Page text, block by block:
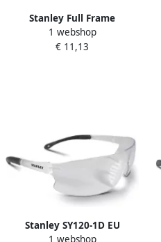
Stanley Full Frame
Veiligheidsbril | Binnen en
buiten gebruik SY180-9D EU
1 webshop
€ 11,13
Stanley SY120-1D EU
1 webshop